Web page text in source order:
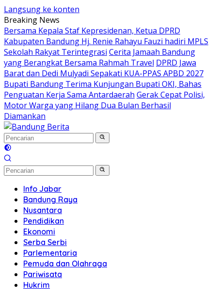
Langsung ke konten
Breaking News
Bersama Kepala Staf Kepresidenan, Ketua DPRD
Kabupaten Bandung Hj. Renie Rahayu Fauzi hadiri MPLS
Sekolah Rakyat Terintegrasi Cerita Jamaah Bandung
yang Berangkat Bersama Rahmah Travel DPRD Jawa
Barat dan Dedi Mulyadi Sepakati KUA-PPAS APBD 2027
Bupati Bandung Terima Kunjungan Bupati OKI, Bahas
Penguatan Kerja Sama Antardaerah Gerak Cepat Polisi,
Motor Warga yang Hilang Dua Bulan Berhasil
Diamankan
Info Jabar
Bandung Raya
Nusantara
Pendidikan
Ekonomi
Serba Serbi
Parlementaria
Pemuda dan Olahraga
Pariwisata
Hukrim